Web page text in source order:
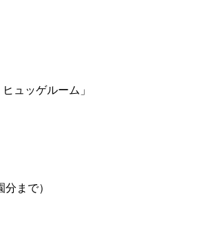
ュッゲルーム」
まで）